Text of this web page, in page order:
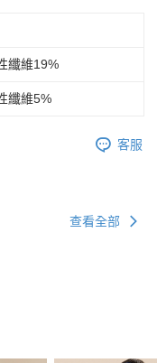
纖維19%
纖維5%
客服
查看全部